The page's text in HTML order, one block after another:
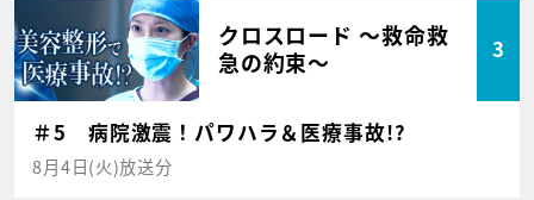
クロスロード ～救命救
急の約束～
3
＃5 病院激震！パワハラ＆医療事故!?
8月4日(火)放送分